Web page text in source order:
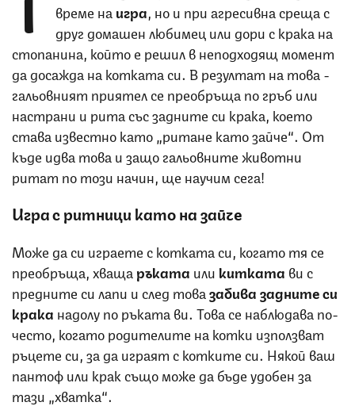
време на игра , но и при агресивна среща с
друг домашен любимец или дори с крака на
стопанина, който е решил в неподходящ момент
да досажда на котката си. В резултат на това -
гальовният приятел се преобръща по гръб или
настрани и рита със задните си крака, което
става известно като „ритане като зайче“. От
къде идва това и защо гальовните животни
ритат по този начин, ще научим сега!
Игра с ритници като на зайче
Може да си играете с котката си, когато тя се
преобръща, хваща ръката или китката ви с
предните си лапи и след товазабива задните си
крака надолу по ръката ви. Това се наблюдава по-
често, когато родителите на котки използват
ръцете си, за да играят с котките си. Някой ваш
пантоф или крак също може да бъде удобен за
тази „хватка“.